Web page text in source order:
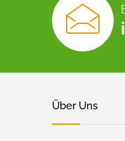
Über Uns